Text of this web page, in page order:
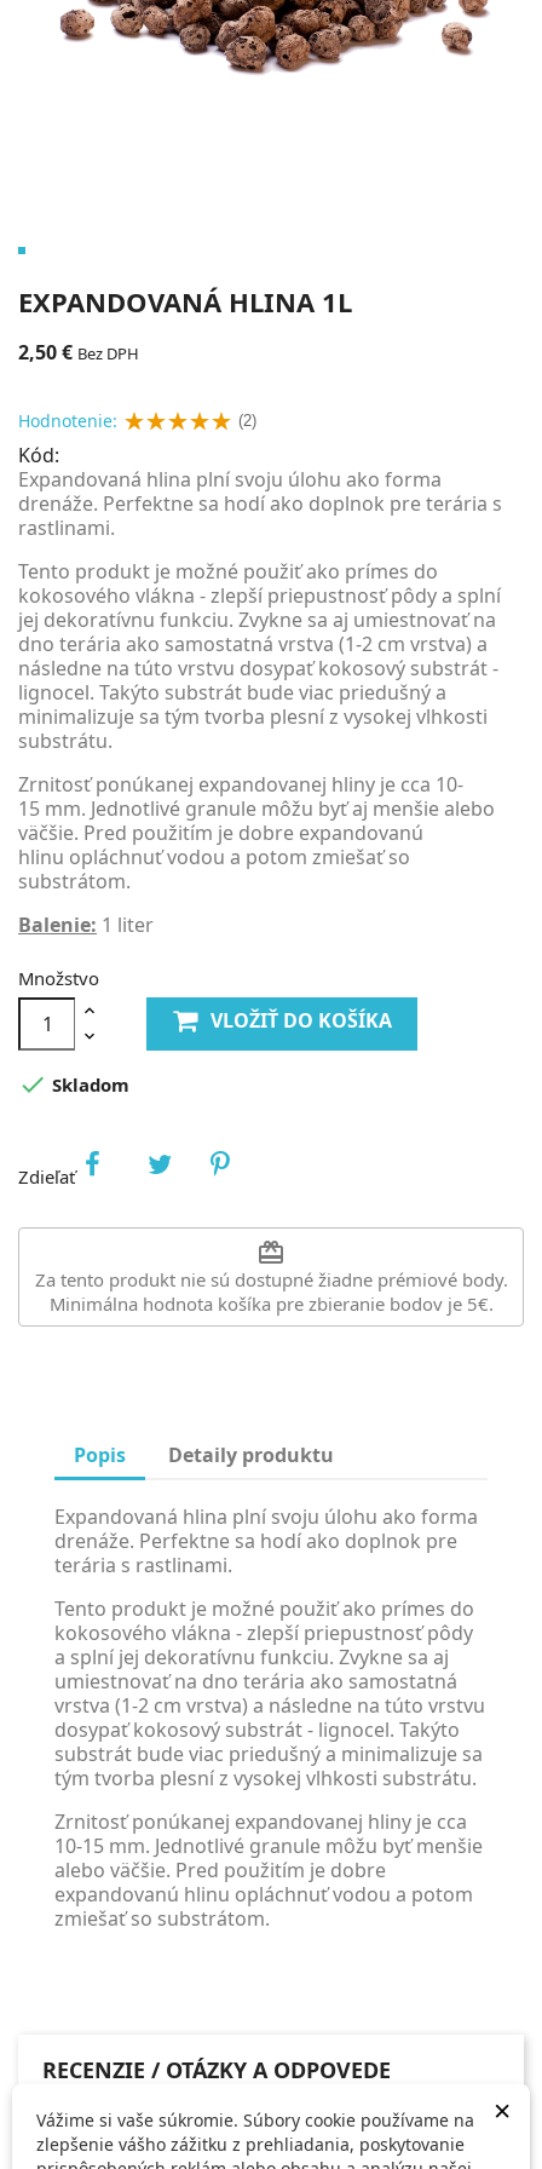
EXPANDOVANÁ HLINA 1L
2,50 € Bez DPH
Hodnotenie: (2)
Kód:
Expandovaná hlina plní svoju úlohu ako forma
drenáže. Perfektne sa hodí ako doplnok pre terária s
rastlinami.
Tento produkt je možné použiť ako prímes do
kokosového vlákna - zlepší priepustnosť pôdy a splní
jej dekoratívnu funkciu. Zvykne sa aj umiestnovať na
dno terária ako samostatná vrstva (1-2 cm vrstva) a
následne na túto vrstvu dosypať kokosový substrát -
lignocel. Takýto substrát bude viac priedušný a
minimalizuje sa tým tvorba plesní z vysokej vlhkosti
substrátu.
Zrnitosť ponúkanej expandovanej hliny je cca 10-
15 mm. Jednotlivé granule môžu byť aj menšie alebo
väčšie. Pred použitím je dobre expandovanú
hlinu opláchnuť vodou a potom zmiešať so
substrátom.
Balenie: 1 liter
Množstvo
VLOŽIŤ DO KOŠÍKA
 Skladom
Zdieľať
redeem
Za tento produkt nie sú dostupné žiadne prémiové body.
Minimálna hodnota košíka pre zbieranie bodov je 5€.
Popis Detaily produktu
Expandovaná hlina plní svoju úlohu ako forma
drenáže. Perfektne sa hodí ako doplnok pre
terária s rastlinami.
Tento produkt je možné použiť ako prímes do
kokosového vlákna - zlepší priepustnosť pôdy
a splní jej dekoratívnu funkciu. Zvykne sa aj
umiestnovať na dno terária ako samostatná
vrstva (1-2 cm vrstva) a následne na túto vrstvu
dosypať kokosový substrát - lignocel. Takýto
substrát bude viac priedušný a minimalizuje sa
tým tvorba plesní z vysokej vlhkosti substrátu.
Zrnitosť ponúkanej expandovanej hliny je cca
10-15 mm. Jednotlivé granule môžu byť menšie
alebo väčšie. Pred použitím je dobre
expandovanú hlinu opláchnuť vodou a potom
zmiešať so substrátom.
RECENZIE / OTÁZKY A ODPOVEDE
×
Vážime si vaše súkromie. Súbory cookie používame na
zlepšenie vášho zážitku z prehliadania, poskytovanie